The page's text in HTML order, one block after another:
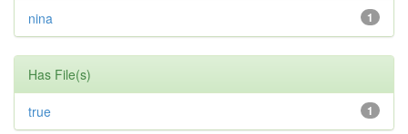
1
nina
Has File(s)
1
true